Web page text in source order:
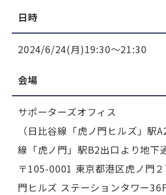
日時
2024/6/24(月)19:30～21:30
会場
サポーターズオフィス
（日比谷線「虎ノ門ヒルズ」駅
線「虎ノ門」駅B2出口より地下
〒105-0001 東京都港区虎ノ門
門ヒルズ ステーションタワー